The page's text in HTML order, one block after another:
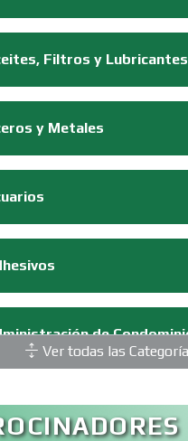
Filtros y Lubricantes
y Metales
de
de Empresas
Ver todas las